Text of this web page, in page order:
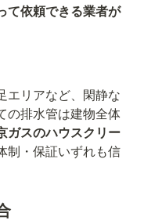
て依頼できる業者が
エリアなど、閑静な
の排水管は建物全体
ガスのハウスクリー
制・保証いずれも信